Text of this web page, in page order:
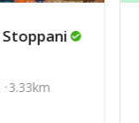
Stoppani
3.33km